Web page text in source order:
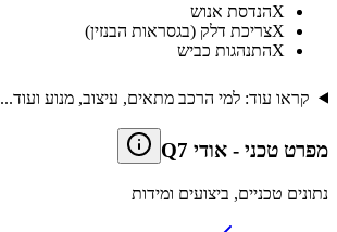
Xהנדסת אנוש
Xצריכת דלק (בגסראות הבנזין)
Xהתנהגות כביש
קראו עוד: למי הרכב מתאים, עיצוב, מנוע ועוד...
מפרט טכני - אודי Q7
נתונים טכניים, ביצועים ומידות